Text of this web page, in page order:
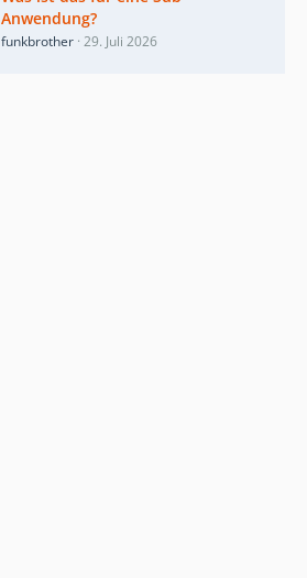
Anwendung?
funkbrother 29. Juli 2026